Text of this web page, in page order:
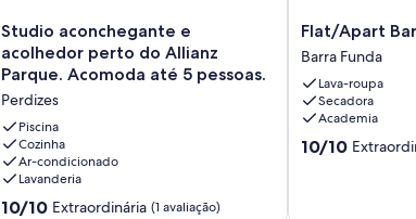
Studio
aconchegante
e
acolhedor
perto
do
Allianz
Parque.
Acomoda
até
Studio aconchegante e
acolhedor perto do Allianz
Parque. Acomoda até 5 pessoas.
Perdizes
Piscina
Cozinha
Ar-condicionado
Lavanderia
10.0
10/10 Extraordinária (1 avaliação)
Flat/Apart
Barra
Funda
Barra
Funda
Flat/Apart
Barra Funda
Lava-roupa
Secadora
Academia
10.0
10/10